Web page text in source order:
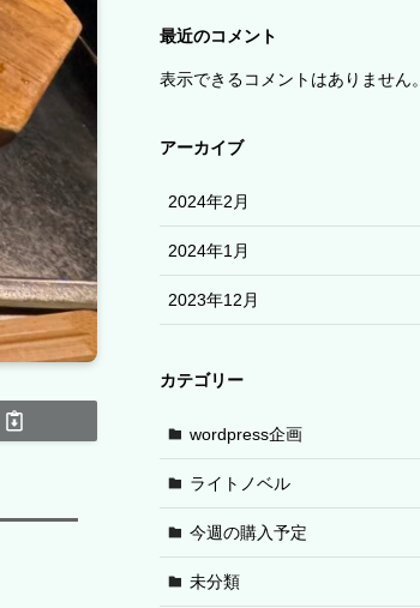
最近のコメント
表示できるコメントはありません。
アーカイブ
2024年2月
2024年1月
2023年12月
カテゴリー
wordpress企画
ライトノベル
今週の購入予定
未分類